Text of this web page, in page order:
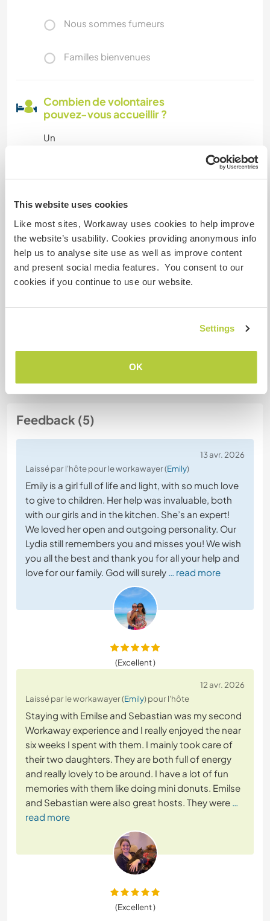
This website uses cookies
Like most sites, Workaway uses cookies to help improve
the website’s usability. Cookies providing anonymous info
help us to analyse site use as well as improve content
and present social media features. You consent to our
cookies if you continue to use our website.
Settings
OK
Nous sommes fumeurs
Familles bienvenues
Combien de volontaires
pouvez-vous accueillir ?
Un
Mes animaux
N° de référence hôte : 875912785473
Sécurité du site
Feedback (5)
13 avr. 2026
Laissé par l'hôte pour le workawayer (Emily)
Emily is a girl full of life and light, with so much love
to give to children. Her help was invaluable, both
with our girls and in the kitchen. She’s an expert!
We loved her open and outgoing personality. Our
Lydia still remembers you and misses you! We wish
you all the best and thank you for all your help and
love for our family. God will surely … read more
(Excellent )
12 avr. 2026
Laissé par le workawayer (Emily) pour l'hôte
Staying with Emilse and Sebastian was my second
Workaway experience and I really enjoyed the near
six weeks I spent with them. I mainly took care of
their two daughters. They are both full of energy
and really lovely to be around. I have a lot of fun
memories with them like doing mini donuts. Emilse
and Sebastian were also great hosts. They were …
read more
(Excellent )